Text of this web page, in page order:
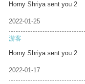
Horny Shriya sent you 2
2022-01-25
游客
Horny Shriya sent you 2
2022-01-17